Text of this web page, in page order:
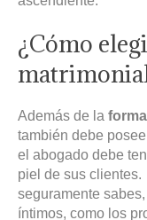
¿Cómo
Además de la
también debe
el abogado debe
piel de sus
seguramente
íntimos, como los